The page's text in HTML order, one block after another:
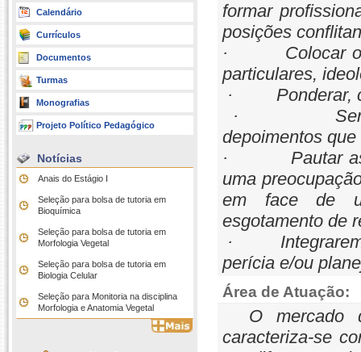
Calendário
Currículos
Documentos
Turmas
Monografias
Projeto Político Pedagógico
Notícias
Anais do Estágio I
Seleção para bolsa de tutoria em
Bioquímica
Seleção para bolsa de tutoria em
Morfologia Vegetal
Seleção para bolsa de tutoria em
Biologia Celular
Seleção para Monitoria na disciplina
Morfologia e Anatomia Vegetal
formar
posições
· Colocar o
particulares,
· Ponderar,
· Ser
depoimentos
· Pautar as
uma
em face de
esgotamento de
· Integrarem
perícia e/ou
Área de Atuação:
O mercado
caracteriza-se